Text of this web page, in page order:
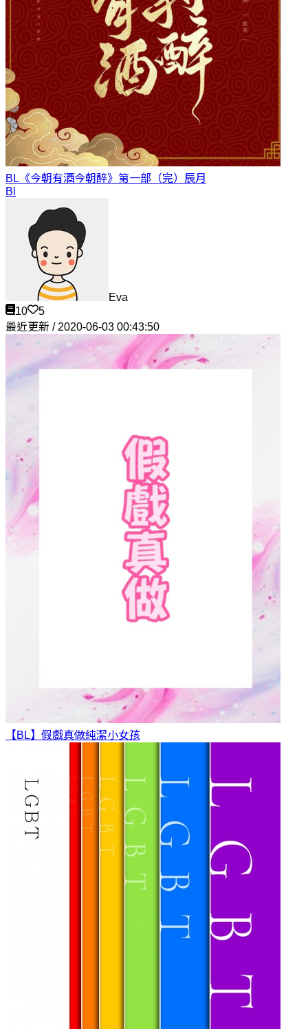
BL《今朝有酒今朝醉》第一部（完） 辰月
Bl
Eva
10
5
最近更新 / 2020-06-03 00:43:50
【BL】假戲真做純潔小女孩